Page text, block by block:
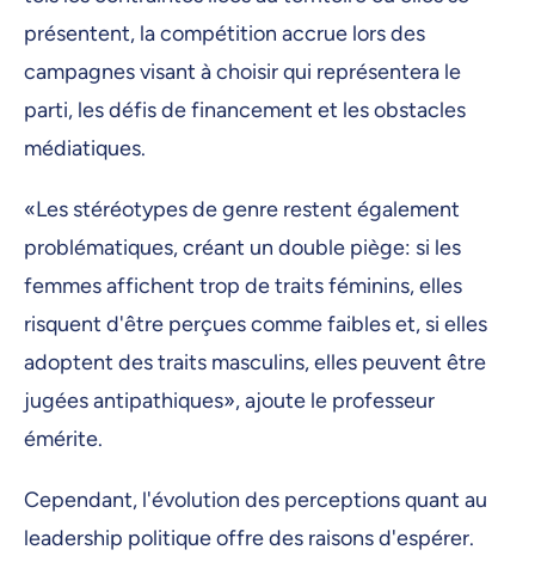
présentent, la compétition accrue lors des
campagnes visant à choisir qui représentera le
parti, les défis de financement et les obstacles
médiatiques.
«Les stéréotypes de genre restent également
problématiques, créant un double piège: si les
femmes affichent trop de traits féminins, elles
risquent d'être perçues comme faibles et, si elles
adoptent des traits masculins, elles peuvent être
jugées antipathiques», ajoute le professeur
émérite.
Cependant, l'évolution des perceptions quant au
leadership politique offre des raisons d'espérer.